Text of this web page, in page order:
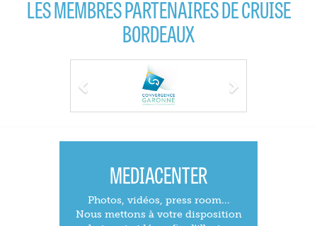
LES MEMBRES PARTENAIRES DE CRUISE
BORDEAUX
MEDIACENTER
Photos, vidéos, press room...
Nous mettons à votre disposition